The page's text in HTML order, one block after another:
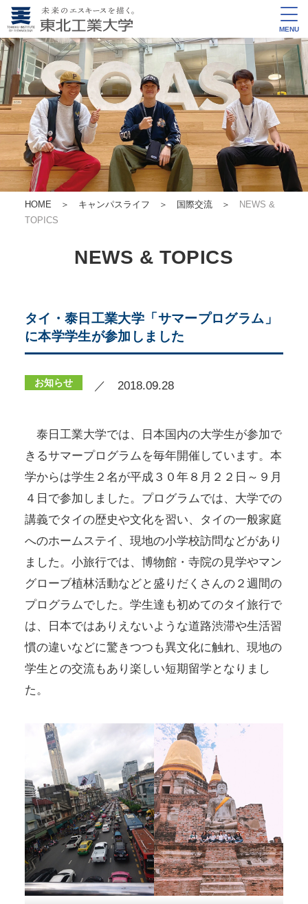
MENU
HOME ＞ キャンパスライフ ＞ 国際交流＞
NEWS &
TOPICS
NEWS & TOPICS
タイ・泰日工業大学「サマープログラム」
に本学学生が参加しました
お知らせ ／ 2018.09.28
泰日工業大学では、日本国内の大学生が参加で
きるサマープログラムを毎年開催しています。本
学からは学生２名が平成３０年８月２２日～９月
４日で参加しました。プログラムでは、大学での
講義でタイの歴史や文化を習い、タイの一般家庭
へのホームステイ、現地の小学校訪問などがあり
ました。小旅行では、博物館・寺院の見学やマン
グローブ植林活動などと盛りだくさんの２週間の
プログラムでした。学生達も初めてのタイ旅行で
は、日本ではありえないような道路渋滞や生活習
慣の違いなどに驚きつつも異文化に触れ、現地の
学生との交流もあり楽しい短期留学となりまし
た。